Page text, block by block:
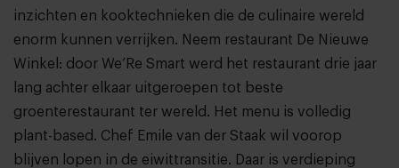
inzichten en kooktechnieken die de culinaire wereld
enorm kunnen verrijken. Neem restaurant De Nieuwe
Winkel: door We’Re Smart werd het restaurant drie jaar
lang achter elkaar uitgeroepen tot beste
groenterestaurant ter wereld. Het menu is volledig
plant-based. Chef Emile van der Staak wil voorop
blijven lopen in de eiwittransitie. Daar is verdieping